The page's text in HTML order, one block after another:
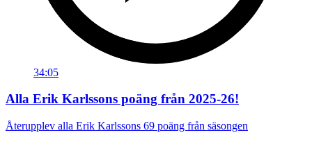
34:05
Alla Erik Karlssons poäng från 2025-26!
Återupplev alla Erik Karlssons 69 poäng från säsongen